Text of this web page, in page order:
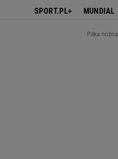
SPORT.PL+ MUNDIAL
Piłka nożna